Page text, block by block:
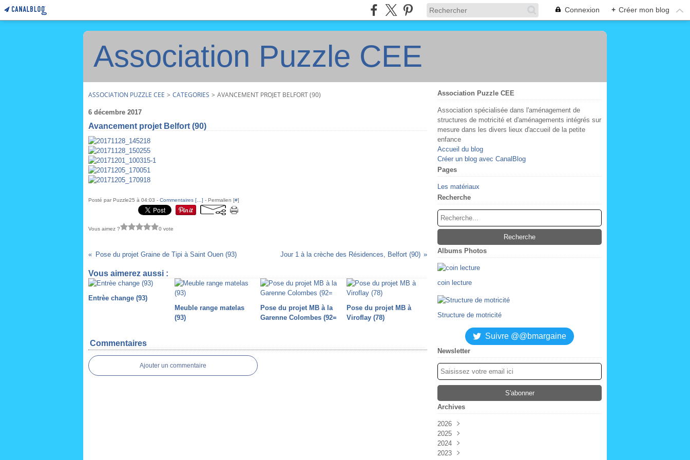
Connexion + Créer mon blog
Association Puzzle CEE
ASSOCIATION PUZZLE CEE > CATEGORIES > AVANCEMENT PROJET BELFORT (90)
6 décembre 2017
Avancement projet Belfort (90)
Posté par Puzzle25 à 04:03 - Commentaires [ ] - Permalien [#]
Vous aimez ? 0 vote
Pose du projet Graine de Tipi à Saint Ouen (93) Jour 1 à la crèche des Résidences, Belfort (90)
Vous aimerez aussi :
Entrèe change (93)
Meuble range matelas
(93)
Pose du projet MB à la
Garenne Colombes (92=
Pose du projet MB à
Viroflay (78)
Commentaires
Ajouter un commentaire
Association Puzzle CEE
Association spécialisée dans l'aménagement de
structures de motricité et d'aménagements intégrés sur
mesure dans les divers lieux d'accueil de la petite
enfance
Accueil du blog
Créer un blog avec CanalBlog
Pages
Les matériaux
Recherche
Albums Photos
coin lecture
Structure de motricité
Suivre @@bmargaine
Newsletter
Archives
2026
Février
2025
Octobre
Septembre
2024
Décembre
2023